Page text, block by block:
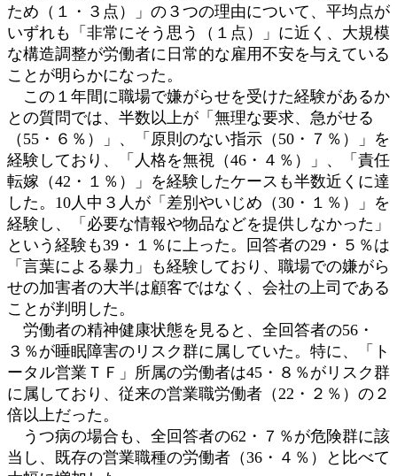
ため（１・３点）」の３つの理由について、平均点が
いずれも「非常にそう思う（１点）」に近く、大規模
な構造調整が労働者に日常的な雇用不安を与えている
ことが明らかになった。
この１年間に職場で嫌がらせを受けた経験があるか
との質問では、半数以上が「無理な要求、急がせる
（55・６％）」、「原則のない指示（50・７％）」を
経験しており、「人格を無視（46・４％）」、「責任
転嫁（42・１％）」を経験したケースも半数近くに達
した。10人中３人が「差別やいじめ（30・１％）」を
経験し、「必要な情報や物品などを提供しなかった」
という経験も39・１％に上った。回答者の29・５％は
「言葉による暴力」も経験しており、職場での嫌がら
せの加害者の大半は顧客ではなく、会社の上司である
ことが判明した。
労働者の精神健康状態を見ると、全回答者の56・
３％が睡眠障害のリスク群に属していた。特に、「ト
ータル営業ＴＦ」所属の労働者は45・８％がリスク群
に属しており、従来の営業職労働者（22・２％）の２
倍以上だった。
うつ病の場合も、全回答者の62・７％が危険群に該
当し、既存の営業職種の労働者（36・４％）と比べて